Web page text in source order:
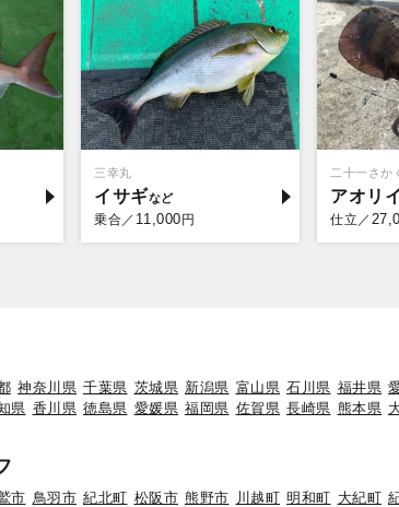
三幸丸
イサギ
乗合／ 11,000 円
二十一さか
アオリ
仕立／
神奈川県 千葉県 茨城県 新潟県 富山県 石川県 福井県
県 香川県 徳島県 愛媛県 福岡県 佐賀県 長崎県 熊本県
市 鳥羽市 紀北町 松阪市 熊野市 川越町 明和町 大紀町